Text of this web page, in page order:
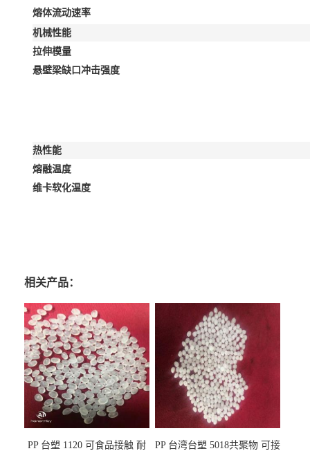
熔体流动速率
机械性能
拉伸模量
悬壁梁缺口冲击强度
热性能
熔融温度
维卡软化温度
相关产品：
PP 台塑 1120 可食品接触 耐
PP 台湾台塑 5018共聚物 可接